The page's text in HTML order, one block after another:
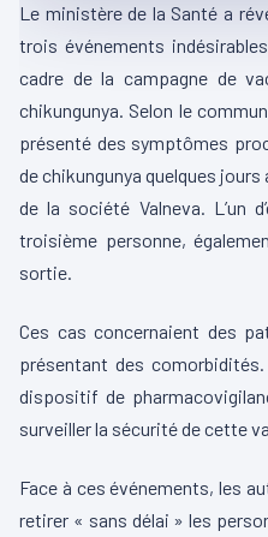
Le ministère de la Santé a
trois événements
cadre de la campagne de
chikungunya. Selon le
présenté des symptômes
de chikungunya quelques
de la société Valneva. L’un
troisième personne,
sortie.
Ces cas concernaient des
présentant des
dispositif de
surveiller la sécurité de cette
Face à ces événements, les
retirer « sans délai » les